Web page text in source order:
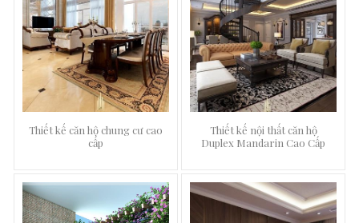
Thiết kế căn hộ chung cư cao
cấp
Thiết kế nội thất căn hộ
Duplex Mandarin Cao Cấp